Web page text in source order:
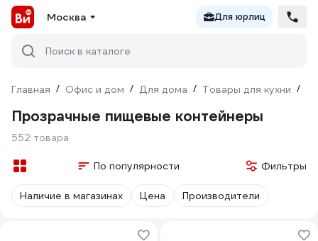
Москва Для юрлиц
Поиск в каталоге
Главная / Офис и дом / Для дома / Товары для кухни /
Прозрачные пищевые контейнеры
552 товара
По популярности Фильтры
Наличие в магазинах Цена Производители